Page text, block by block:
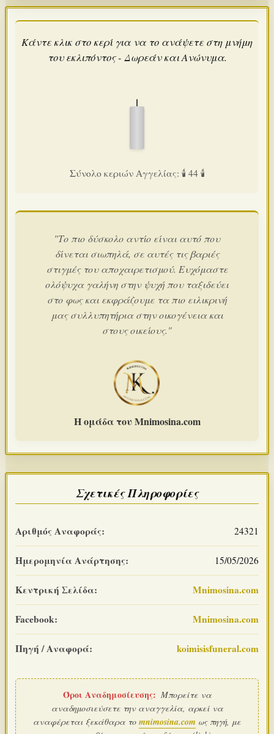
Κάντε κλικ στο κερί για να το ανάψετε στη μνήμη
του εκλιπόντος - Δωρεάν και Ανώνυμα.
Σύνολο κεριών Αγγελίας: 🕯️ 44 🕯️
"Το πιο δύσκολο αντίο είναι αυτό που
δίνεται σιωπηλά, σε αυτές τις βαριές
στιγμές του αποχαιρετισμού. Ευχόμαστε
ολόψυχα γαλήνη στην ψυχή που ταξιδεύει
στο φως και εκφράζουμε τα πιο ειλικρινή
μας συλλυπητήρια στην οικογένεια και
στους οικείους."
Η ομάδα του Mnimosina.com
Σχετικές Πληροφορίες
Αριθμός Αναφοράς: 24321
Ημερομηνία Ανάρτησης: 15/05/2026
Κεντρική Σελίδα: Mnimosina.com
Facebook: Mnimosina.com
Πηγή / Αναφορά: koimisisfuneral.com
Όροι Αναδημοσίευσης: Μπορείτε να
αναδημοσιεύσετε την αναγγελία, αρκεί να
αναφέρεται ξεκάθαρα το mnimosina.com ως πηγή, με